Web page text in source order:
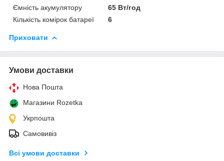
Ємність акумулятору
65 Вт/год
Кількість комірок батареї
6
Приховати
Умови доставки
Нова Пошта
Магазини Rozetka
Укрпошта
Самовивіз
Всі умови доставки